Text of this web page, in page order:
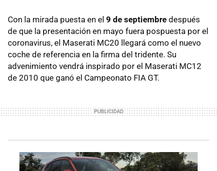
Con la mirada puesta en el 9 de septiembre después
de que la presentación en mayo fuera pospuesta por el
coronavirus, el Maserati MC20 llegará como el nuevo
coche de referencia en la firma del tridente. Su
advenimiento vendrá inspirado por el Maserati MC12
de 2010 que ganó el Campeonato FIA GT.